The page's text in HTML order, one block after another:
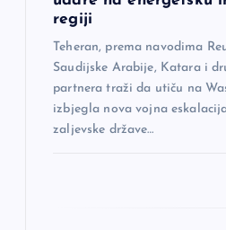
regiji
Teheran, prema navodima
Saudijske Arabije, Katara i
partnera traži da utiču na
izbjegla nova vojna
zaljevske države…